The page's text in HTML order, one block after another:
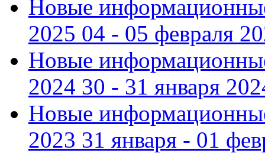
Новые
2025 04 - 05 февраля
Новые
2024 30 - 31 января
Новые
2023 31 января - 01